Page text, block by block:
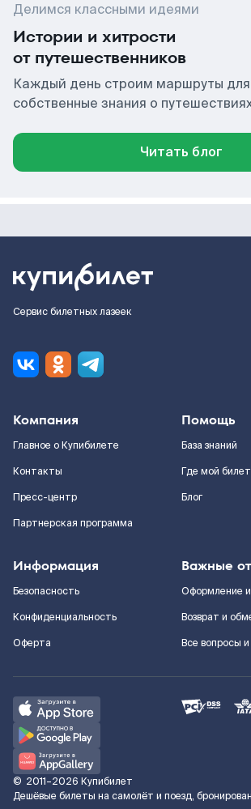
Делимся классными идеями
Истории и хитрости
от путешественников
Каждый день строим маршруты для
собственные знания о
Читать блог
Сервис билетных лазеек
Компания
Главное о Купибилете
Контакты
Пресс-центр
Партнерская программа
Помощь
База знаний
Где мой билет
Блог
Информация
Безопасность
Конфиденциальность
Оферта
Важные
Оформление и
Возврат и
Все вопросы
© 2011–2026 Купибилет
Дешёвые билеты на самолёт и поезд,